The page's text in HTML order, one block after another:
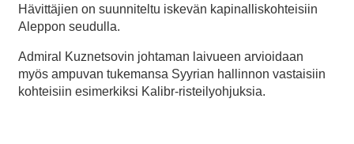
Hävittäjien on suunniteltu iskevän kapinalliskohteisiin
Aleppon seudulla.
Admiral Kuznetsovin johtaman laivueen arvioidaan
myös ampuvan tukemansa Syyrian hallinnon vastaisiin
kohteisiin esimerkiksi Kalibr-risteilyohjuksia.